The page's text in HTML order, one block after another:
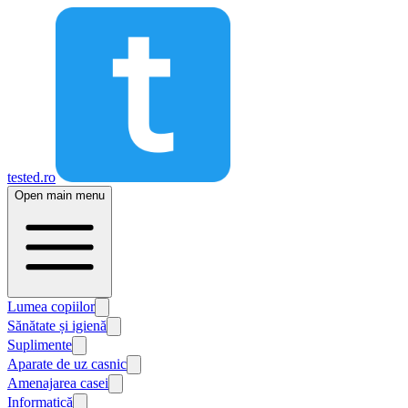
tested.ro
Open main menu
Lumea copiilor
Sănătate și igienă
Suplimente
Aparate de uz casnic
Amenajarea casei
Informatică